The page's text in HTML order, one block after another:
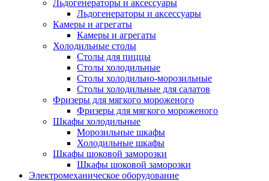
Льдогенераторы и аксессуары
Льдогенераторы и аксессуары
Камеры и агрегаты
Камеры и агрегаты
Холодильные столы
Столы для пиццы
Столы холодильные
Столы холодильно-морозильные
Столы холодильные для салатов
Фризеры для мягкого мороженого
Фризеры для мягкого мороженого
Шкафы холодильные
Mорозильные шкафы
Холодильные шкафы
Шкафы шоковой заморозки
Шкафы шоковой заморозки
Электромеханическое оборудование